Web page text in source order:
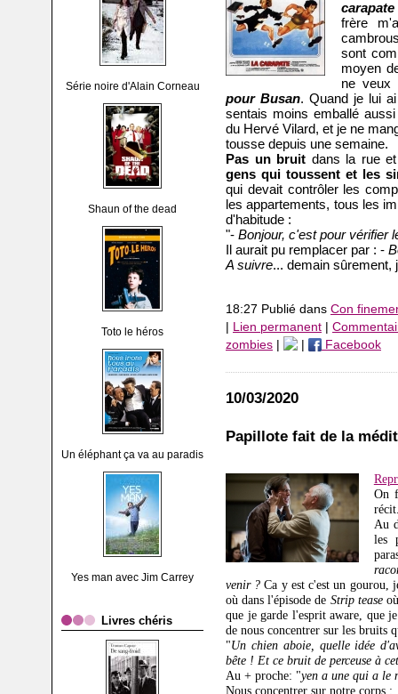
Série noire d'Alain Corneau
Shaun of the dead
Toto le héros
Un éléphant ça va au paradis
Yes man avec Jim Carrey
Livres chéris
carapate
frère
sont
moyen
ne veux
pour Busan. Quand je lui
sentais moins emballé
du Hervé Vilard, et je ne
tousse depuis une semaine.
Pas un bruit dans la rue
gens qui toussent et les
qui devait contrôler les
les appartements, tous les
d'habitude :
"- Bonjour, c'est pour vérifier
Il aurait pu remplacer par : -
A suivre... demain sûrement,
18:27 Publié dans Con
Lien permanent
zombies
Facebook
10/03/2020
Papillote fait de la
On
Au
les
venir ? Ca y est c'est un gourou,
où dans l'épisode de Strip tease
que je garde l'esprit aware, que
de nous concentrer sur les bruits
"Un chien aboie, quelle idée
bête ! Et ce bruit de perceuse à
Au + proche: "yen a une qui a le
Nous concentrer sur notre corps :